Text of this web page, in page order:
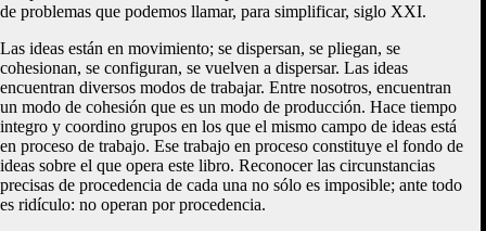
de problemas que podemos llamar, para simplificar, siglo XXI.
Las ideas están en movimiento; se dispersan, se pliegan, se
cohesionan, se configuran, se vuelven a dispersar. Las ideas
encuentran diversos modos de trabajar. Entre nosotros, encuentran
un modo de cohesión que es un modo de producción. Hace tiempo
integro y coordino grupos en los que el mismo campo de ideas está
en proceso de trabajo. Ese trabajo en proceso constituye el fondo de
ideas sobre el que opera este libro. Reconocer las circunstancias
precisas de procedencia de cada una no sólo es imposible; ante todo
es ridículo: no operan por procedencia.